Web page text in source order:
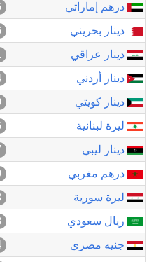
درهم إماراتي
دينار بحريني
دينار عراقي
دينار أردني
دينار كويتي
ليرة لبنانية
دينار ليبي
درهم مغربي
ليرة سورية
ريال سعودي
جنيه مصري